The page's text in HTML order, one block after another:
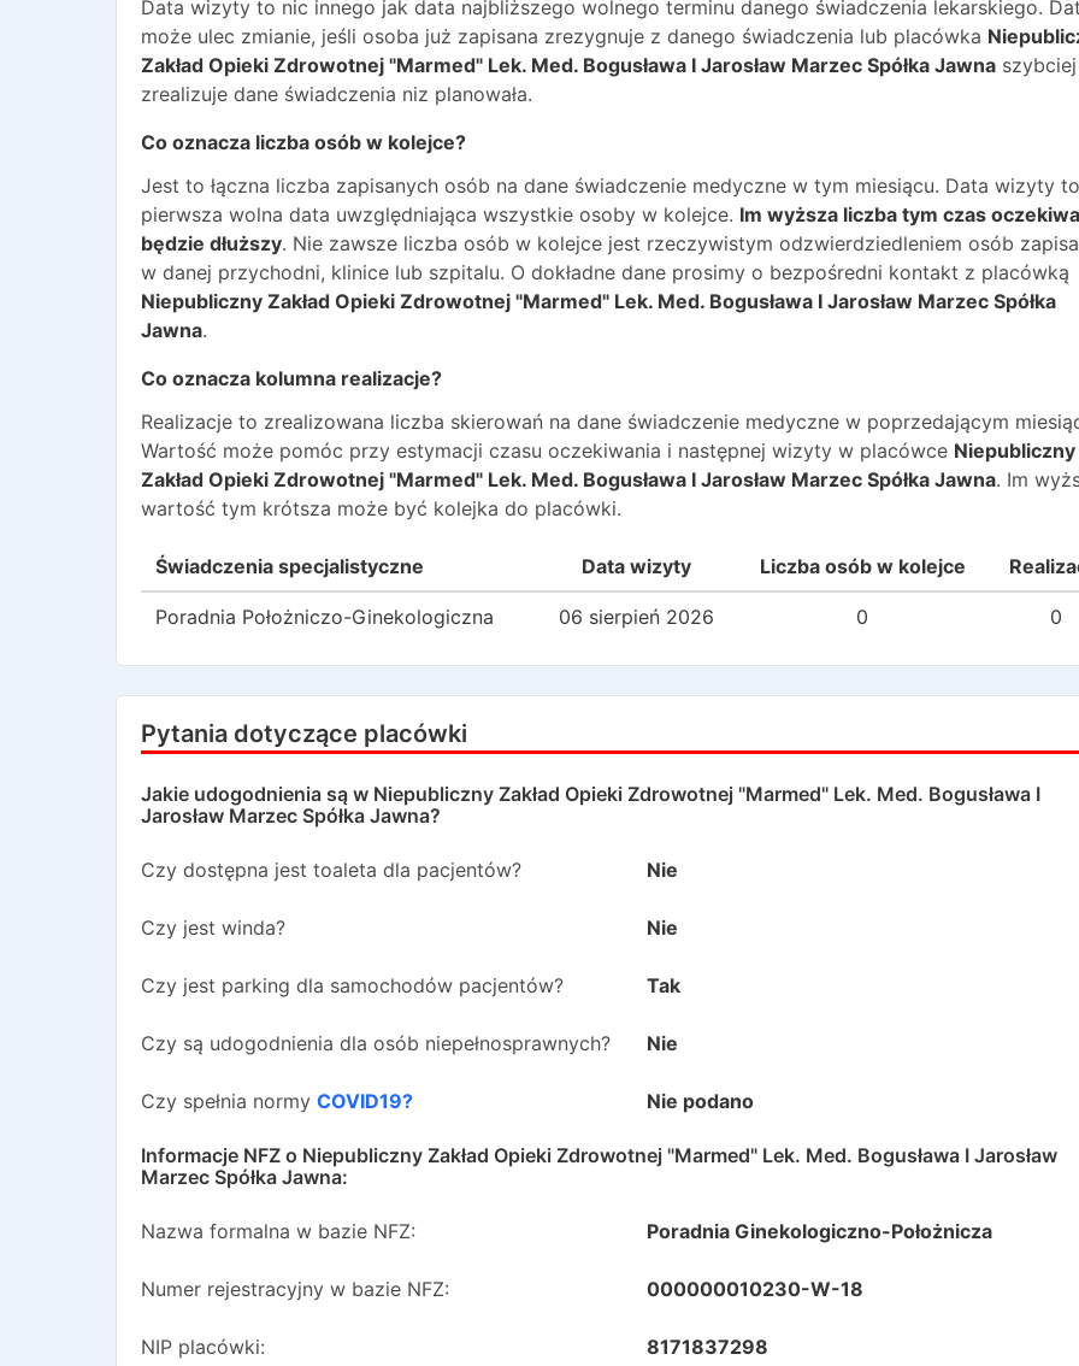
Data wizyty to nic innego jak data najbliższego wolnego terminu danego świadczenia lekarskiego.
może ulec zmianie, jeśli osoba już zapisana zrezygnuje z danego świadczenia lub placówka
Zakład Opieki Zdrowotnej "Marmed" Lek. Med. Bogusława I Jarosław Marzec Spółka Jawna szybciej
zrealizuje dane świadczenia niz planowała.
Co oznacza liczba osób w kolejce?
Jest to łączna liczba zapisanych osób na dane świadczenie medyczne w tym miesiącu. Data wizyty to
pierwsza wolna data uwzględniająca wszystkie osoby w kolejce. Im wyższa liczba tym czas
będzie dłuższy. Nie zawsze liczba osób w kolejce jest rzeczywistym odzwierdziedleniem osób
w danej przychodni, klinice lub szpitalu. O dokładne dane prosimy o bezpośredni kontakt z placówką
Niepubliczny Zakład Opieki Zdrowotnej "Marmed" Lek. Med. Bogusława I Jarosław Marzec Spółka
Jawna.
Co oznacza kolumna realizacje?
Realizacje to zrealizowana liczba skierowań na dane świadczenie medyczne w poprzedającym
Wartość może pomóc przy estymacji czasu oczekiwania i następnej wizyty w placówce Niepubliczny
Zakład Opieki Zdrowotnej "Marmed" Lek. Med. Bogusława I Jarosław Marzec Spółka Jawna. Im
wartość tym krótsza może być kolejka do placówki.
Świadczenia specjalistyczne Data wizyty Liczba osób w kolejce
Poradnia Położniczo-Ginekologiczna 06 sierpień 2026 0 0
Pytania dotyczące placówki
Jakie udogodnienia są w Niepubliczny Zakład Opieki Zdrowotnej "Marmed" Lek. Med. Bogusława I
Jarosław Marzec Spółka Jawna?
Czy dostępna jest toaleta dla pacjentów? Nie
Czy jest winda? Nie
Czy jest parking dla samochodów pacjentów? Tak
Czy są udogodnienia dla osób niepełnosprawnych? Nie
Czy spełnia normy COVID19? Nie podano
Informacje NFZ o Niepubliczny Zakład Opieki Zdrowotnej "Marmed" Lek. Med. Bogusława I Jarosław
Marzec Spółka Jawna:
Nazwa formalna w bazie NFZ: Poradnia Ginekologiczno-Położnicza
Numer rejestracyjny w bazie NFZ: 000000010230-W-18
NIP placówki: 8171837298